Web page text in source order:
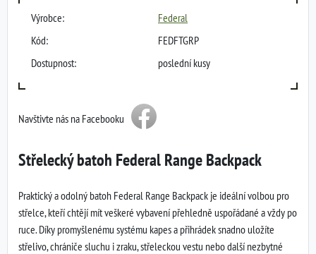
Výrobce:
Federal
Kód:
FEDFTGRP
Dostupnost:
poslední kusy
Navštivte nás na Facebooku
Střelecký batoh Federal Range Backpack
Praktický a odolný batoh Federal Range Backpack je ideální volbou pro
střelce, kteří chtějí mít veškeré vybavení přehledně uspořádané a vždy po
ruce. Díky promyšlenému systému kapes a přihrádek snadno uložíte
střelivo, chrániče sluchu i zraku, střeleckou vestu nebo další nezbytné